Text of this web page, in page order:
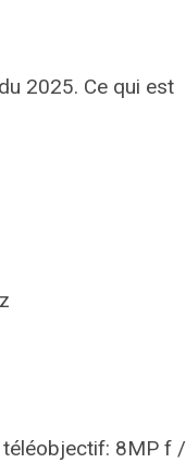
2025. Ce qui est
téléobjectif: 8MP f /